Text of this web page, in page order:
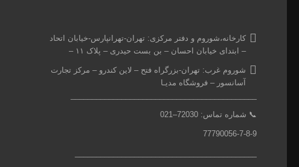
کارخانه،شوروم و دفتر مرکزی: تهران-تهرانپارس-خیابان اتحاد
– ابتدای خیابان احسان – بن بست حیدری – پلاک ۱۱ –
شوروم غرب: تهران-بزرگراه فتح – لاین کندرو – مرکز تجارت
آسانسور – فروشگاه مدیـا
📞 شماره تماس: 7 2030
–
021
77790056-7-8-9